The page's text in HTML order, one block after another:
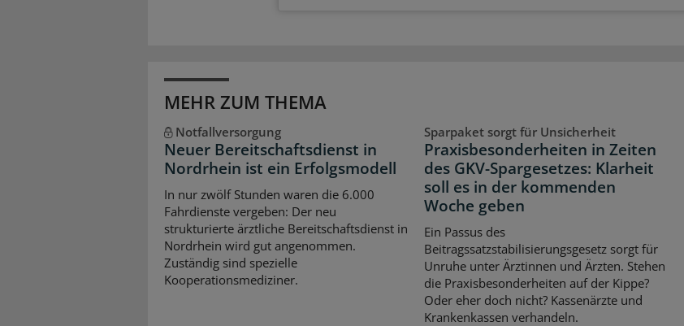
MEHR ZUM THEMA
Notfallversorgung
Neuer Bereitschaftsdienst in
Nordrhein ist ein Erfolgsmodell
In nur zwölf Stunden waren die 6.000
Fahrdienste vergeben: Der neu
strukturierte ärztliche Bereitschaftsdienst in
Nordrhein wird gut angenommen.
Zuständig sind spezielle
Kooperationsmediziner.
Sparpaket sorgt für Unsicherheit
Praxisbesonderheiten in Zeiten
des GKV-Spargesetzes: Klarheit
soll es in der kommenden
Woche geben
Ein Passus des
Beitragssatzstabilisierungsgesetz sorgt für
Unruhe unter Ärztinnen und Ärzten. Stehen
die Praxisbesonderheiten auf der Kippe?
Oder eher doch nicht? Kassenärzte und
Krankenkassen verhandeln.